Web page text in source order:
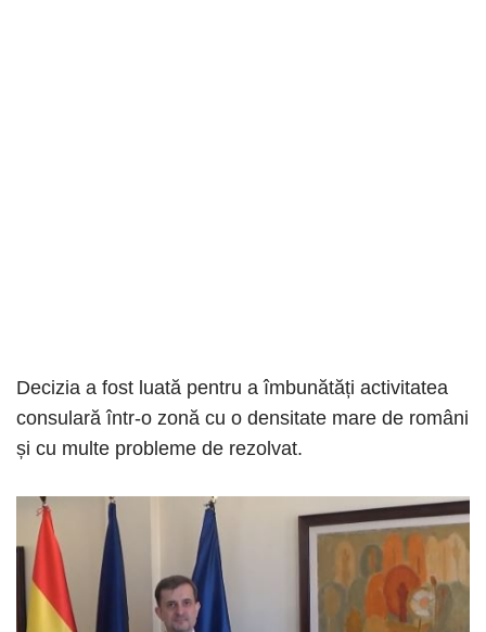
Decizia a fost luată pentru a îmbunătăți activitatea
consulară într-o zonă cu o densitate mare de români
și cu multe probleme de rezolvat.